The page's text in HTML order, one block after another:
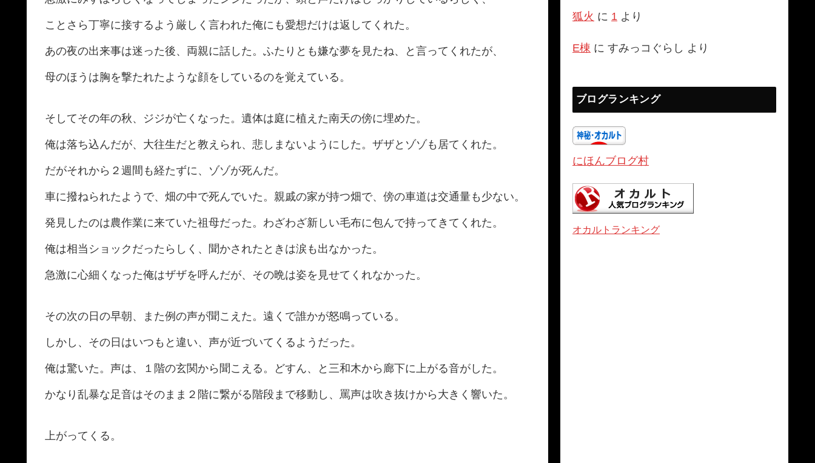
ことさら丁寧に接するよう厳しく言われた俺にも愛想だけは返してくれた。
あの夜の出来事は迷った後、両親に話した。ふたりとも嫌な夢を見たね、と言ってくれたが、
母のほうは胸を撃たれたような顔をしているのを覚えている。
そしてその年の秋、ジジが亡くなった。遺体は庭に植えた南天の傍に埋めた。
俺は落ち込んだが、大往生だと教えられ、悲しまないようにした。ザザとゾゾも居てくれた。
だがそれから２週間も経たずに、ゾゾが死んだ。
車に撥ねられたようで、畑の中で死んでいた。親戚の家が持つ畑で、傍の車道は交通量も少ない。
発見したのは農作業に来ていた祖母だった。わざわざ新しい毛布に包んで持ってきてくれた。
俺は相当ショックだったらしく、聞かされたときは涙も出なかった。
急激に心細くなった俺はザザを呼んだが、その晩は姿を見せてくれなかった。
その次の日の早朝、また例の声が聞こえた。遠くで誰かが怒鳴っている。
しかし、その日はいつもと違い、声が近づいてくるようだった。
俺は驚いた。声は、１階の玄関から聞こえる。どすん、と三和木から廊下に上がる音がした。
かなり乱暴な足音はそのまま２階に繋がる階段まで移動し、罵声は吹き抜けから大きく響いた。
上がってくる。
狐火 に 1 より
E棟 に すみっコぐらし より
ブログランキング
にほんブログ村
オカルトランキング